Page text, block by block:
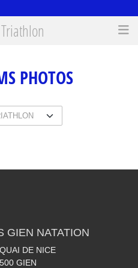
PHOTOS
GIEN NATATION
DE NICE
GIEN